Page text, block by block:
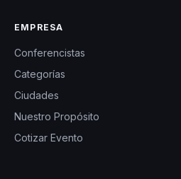
EMPRESA
Conferencistas
Categorías
Ciudades
Nuestro Propósito
Cotizar Evento